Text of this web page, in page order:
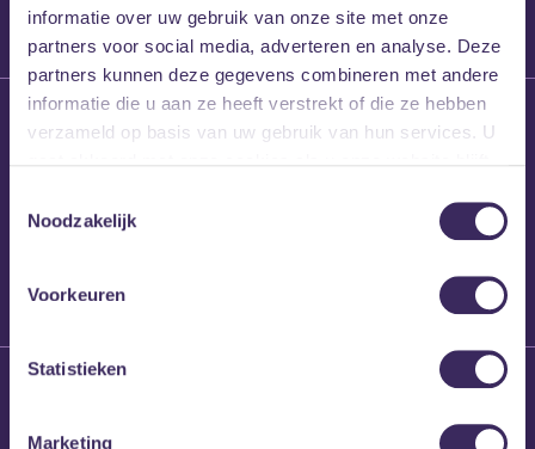
informatie over uw gebruik van onze site met onze
partners voor social media, adverteren en analyse. Deze
partners kunnen deze gegevens combineren met andere
informatie die u aan ze heeft verstrekt of die ze hebben
verzameld op basis van uw gebruik van hun services. U
Noodzakelijk
Voorkeuren
Statistieken
Marketing
26 maart 2026
Willem’s Blog: High
Brennt Vanneste